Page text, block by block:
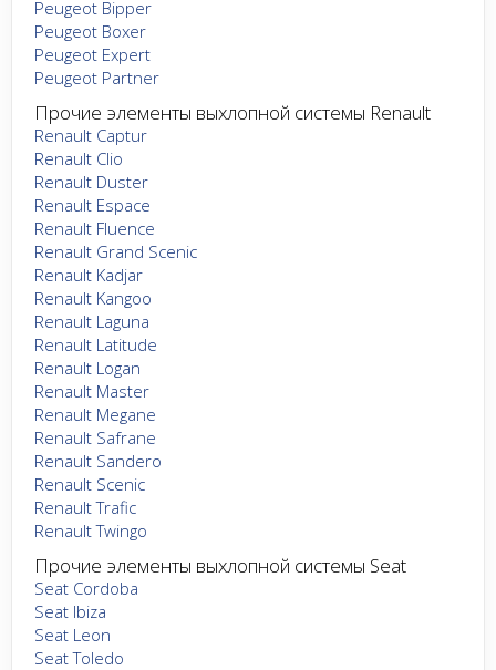
Peugeot Bipper
Peugeot Boxer
Peugeot Expert
Peugeot Partner
Прочие элементы выхлопной системы Renault
Renault Captur
Renault Clio
Renault Duster
Renault Espace
Renault Fluence
Renault Grand Scenic
Renault Kadjar
Renault Kangoo
Renault Laguna
Renault Latitude
Renault Logan
Renault Master
Renault Megane
Renault Safrane
Renault Sandero
Renault Scenic
Renault Trafic
Renault Twingo
Прочие элементы выхлопной системы Seat
Seat Cordoba
Seat Ibiza
Seat Leon
Seat Toledo